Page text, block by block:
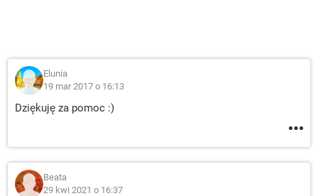
Elunia
19 mar 2017 o 16:13
Dziękuję za pomoc :)
Beata
29 kwi 2021 o 16:37